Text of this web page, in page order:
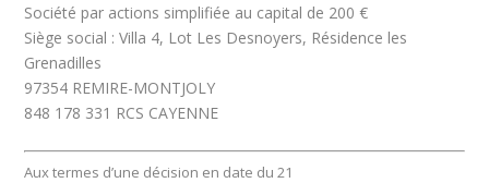
Société par actions simplifiée au capital de 200 €
Siège social : Villa 4, Lot Les Desnoyers, Résidence les
Grenadilles
97354 REMIRE-MONTJOLY
848 178 331 RCS CAYENNE
Aux termes d’une décision en date du 21